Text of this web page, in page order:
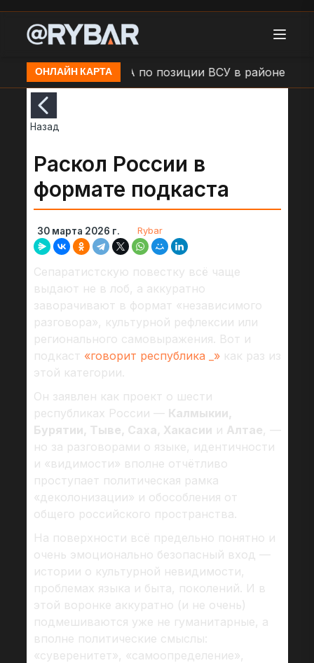
ОНЛАЙН КАРТА
Удар БЛА по позиции ВСУ в районе н.п.
Назад
Раскол России в
формате подкаста
30 марта 2026 г. Rybar
Сепаратистскую повестку всё чаще
выдают не в лоб, а аккуратно
заворачивают в формат «независимого
разговора», культурной рефлексии или
регионального самовыражения. Вот и
подкаст «говорит республика _»как раз из
этой категории.
Он заявлен как проект о шести
республиках России — Калмыкии,
Бурятии, Тыве, Саха, Хакасии и Алтае, —
но за разговорами о языке, идентичности
и «видимости» вполне отчётливо
проступает политическая рамка
«деколонизации» и обособления от
общего российского пространства.
На поверхности всё предельно понятно и
очень эмоционально безопасный вход —
истории о культурной невидимости,
проблемах языка и быта, поколений. И в
этой воронке аккуратно (и не очень)
подмешиваются уже не гуманитарные, а
вполне политические смыслы:
«суверенитет», «самоопределение»,